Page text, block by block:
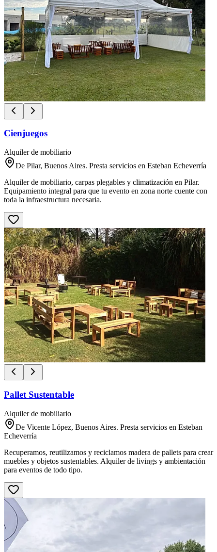
Cienjuegos
Alquiler de mobiliario
De Pilar, Buenos Aires. Presta servicios en Esteban Echeverría
Alquiler de mobiliario, carpas plegables y climatización en Pilar.
Equipamiento integral para que tu evento en zona norte cuente con
toda la infraestructura necesaria.
Pallet Sustentable
Alquiler de mobiliario
De Vicente López, Buenos Aires. Presta servicios en Esteban
Echeverría
Recuperamos, reutilizamos y reciclamos madera de pallets para crear
muebles y objetos sustentables. Alquiler de livings y ambientación
para eventos de todo tipo.